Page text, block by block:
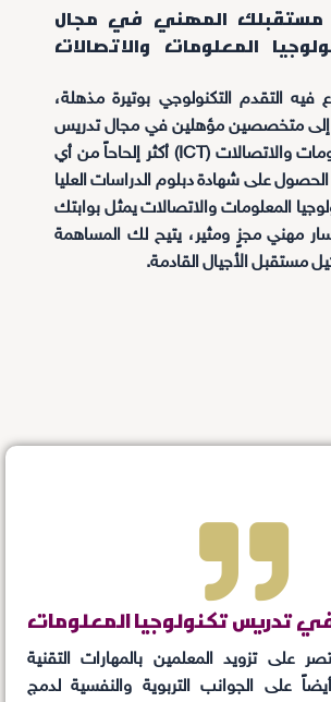
مستقبلك المهني في مجال
المعلومات والاتصالات
فيه التقدم التكنولوجي بوتيرة مذهلة،
إلى متخصصين مؤهلين في مجال تدريس
تكنولوجيا المعلومات والاتصالات (ICT) أكثر إلحاحاً من أي
على شهادة دبلوم الدراسات العليا
المعلومات والاتصالات يمثل بوابتك
مهني مجزٍ ومثير، يتيح لك المساهمة
مستقبل الأجيال القادمة.
تدريس تكنولوجيا المعلومات
على تزويد المعلمين بالمهارات التقنية
على الجوانب التربوية والنفسية لدمج